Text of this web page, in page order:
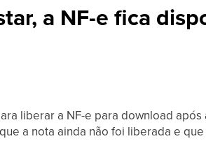
a NF-e fica
liberar a NF-e para download
a nota ainda não foi liberada e